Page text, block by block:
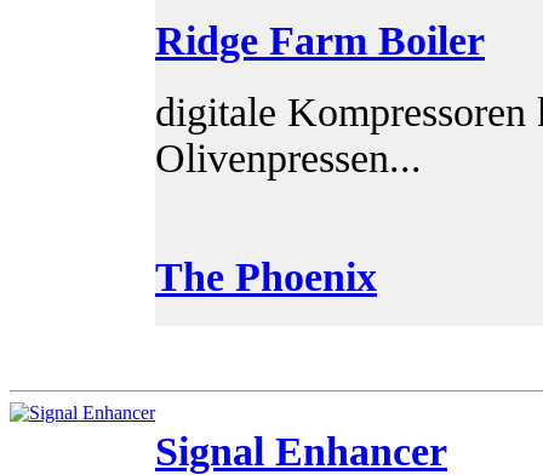
Ridge Farm Boiler
digitale
Olivenpressen...
The Phoenix
Signal Enhancer